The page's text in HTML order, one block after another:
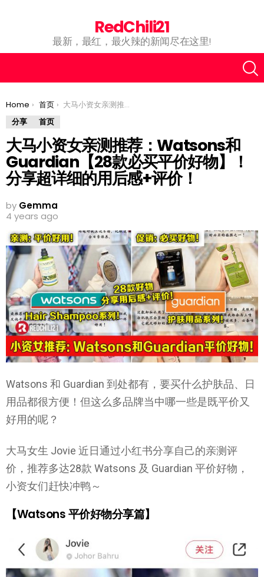
RedChili21
最新，最红，最火辣的新闻尽在这里!
You are here:
Home 首页
大马小资女亲测推荐：Watsons和Guardian【28款必买平价好物】！分享超详细的用后感+评价！
分享
首页
大马小资女亲测推荐：Watsons和
Guardian【28款必买平价好物】！
分享超详细的用后感+评价！
by Gemma
4 years ago
Watsons 和 Guardian 到处都有，要买什么护肤品、日
用品都很方便！但这么多品牌当中哪一些是既平价又
好用的呢？
大马女生 Jovie 近日通过小红书分享自己的亲测评
价，推荐多达28款 Watsons 及 Guardian 平价好物，
小资女们赶快冲鸭～
【Watsons 平价好物分享篇】